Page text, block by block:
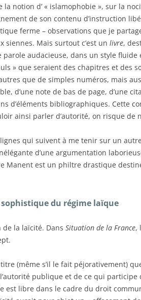
la notion d’ « islamophobie », sur la
de son contenu d’instruction
ferme – observations que je
siennes. Mais surtout c’est un livre,
parole audacieuse, dans un style
» que seraient des chapitres et des
que de simples numéros, mais
d’une note de bas de page, d’une
d’éléments bibliographiques. Cette
ainsi parler d’autorité, on risque de
lignes qui suivent à me tenir sur un
d’une argumentation
Manent est un philtre drastique
du régime laïque
de la laïcité. Dans Situation de la France,
(même s’il le fait péjorativement)
publique et de ce qui participe
est libre dans le cadre du droit